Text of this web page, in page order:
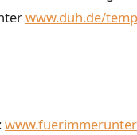
www.duh.de/